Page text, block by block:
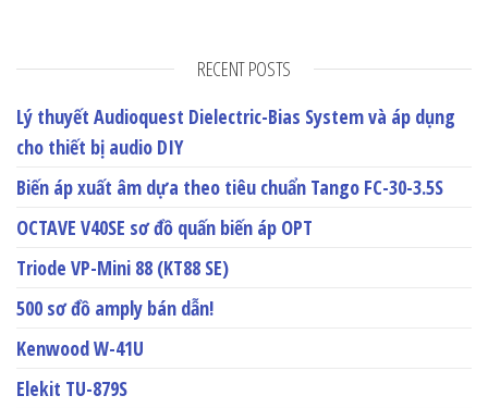
RECENT POSTS
Lý thuyết Audioquest Dielectric-Bias System và áp dụng
cho thiết bị audio DIY
Biến áp xuất âm dựa theo tiêu chuẩn Tango FC-30-3.5S
OCTAVE V40SE sơ đồ quấn biến áp OPT
Triode VP-Mini 88 (KT88 SE)
500 sơ đồ amply bán dẫn!
Kenwood W-41U
Elekit TU-879S